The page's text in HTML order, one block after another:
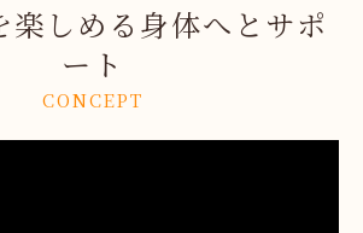
CONCEPT
楽しめる身体へとサポ
ート